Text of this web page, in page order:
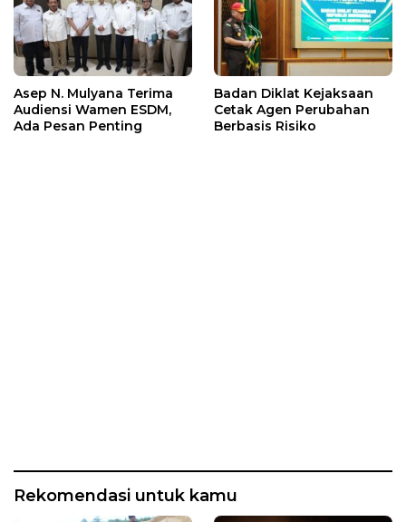
Asep N. Mulyana Terima
Audiensi Wamen ESDM,
Ada Pesan Penting
Badan Diklat Kejaksaan
Cetak Agen Perubahan
Berbasis Risiko
Rekomendasi untuk kamu